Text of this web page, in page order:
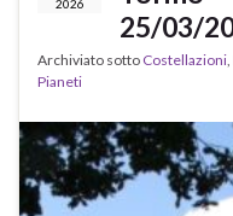
2026
25/03/
Archiviato sotto Costellazioni
Pianeti